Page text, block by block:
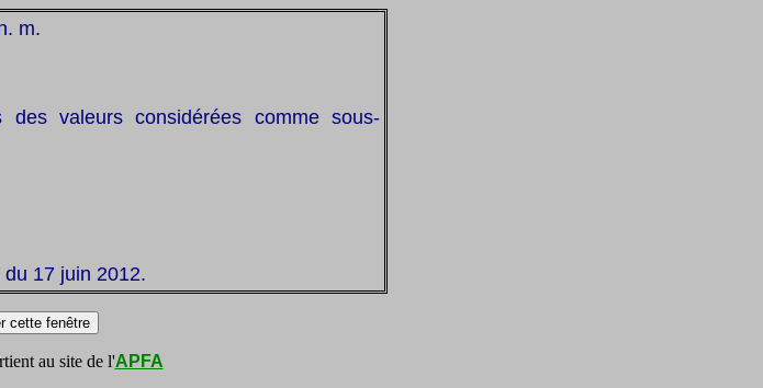
m.
valeurs considérées comme sous-
17 juin 2012.
au site de l'APFA